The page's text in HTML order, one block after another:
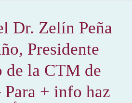
Dr. Zelín Peña
Presidente
de la CTM de
+ info haz